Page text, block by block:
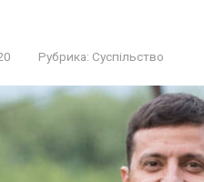
Рубрика: Суспільство